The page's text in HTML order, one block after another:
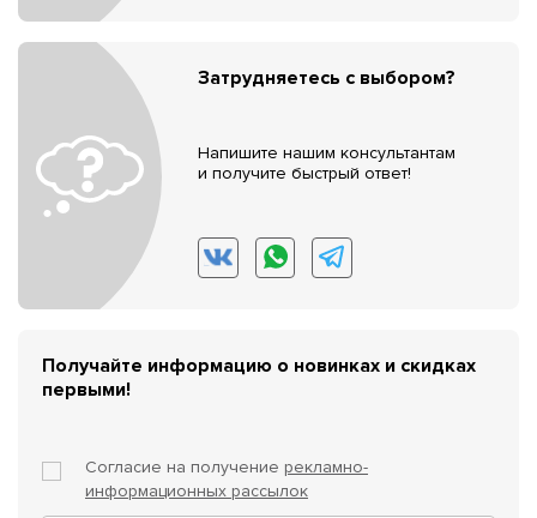
Затрудняетесь с выбором?
Напишите нашим консультантам
и получите быстрый ответ!
Получайте информацию о новинках и скидках
первыми!
Согласие на получение рекламно-
информационных рассылок